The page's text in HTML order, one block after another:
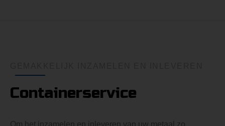
Containerservice
Om het inzamelen en inleveren van uw metaal zo